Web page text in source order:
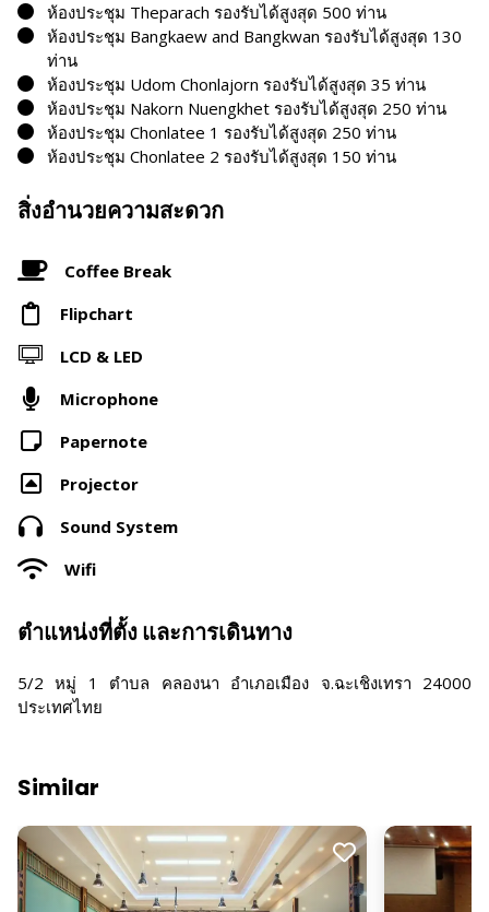
ห้องประชุม Theparach รองรับได้สูงสุด 500 ท่าน
ห้องประชุม Bangkaew and Bangkwan รองรับได้สูงสุด 130
ท่าน
ห้องประชุม Udom Chonlajorn รองรับได้สูงสุด 35 ท่าน
ห้องประชุม Nakorn Nuengkhet รองรับได้สูงสุด 250 ท่าน
ห้องประชุม Chonlatee 1 รองรับได้สูงสุด 250 ท่าน
ห้องประชุม Chonlatee 2 รองรับได้สูงสุด 150 ท่าน
สิ่งอำนวยความสะดวก
Coffee Break
Flipchart
LCD & LED
Microphone
Papernote
Projector
Sound System
Wifi
ตำแหน่งที่ตั้ง และการเดินทาง
5/2 หมู่ 1 ตำบล คลองนา อำเภอเมือง จ.ฉะเชิงเทรา 24000
ประเทศไทย
Similar